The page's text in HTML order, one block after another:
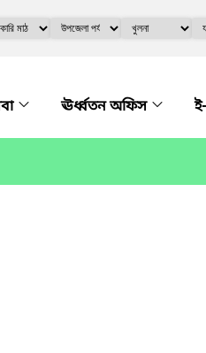
ঊর্ধ্বতন অফিস